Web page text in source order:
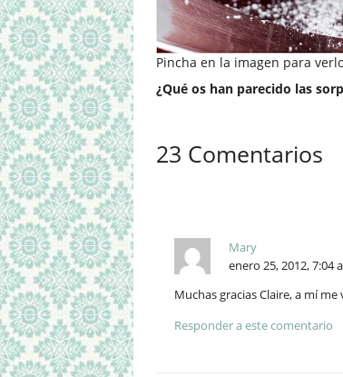
Pincha en la imagen para
¿Qué os han parecido las
23 Comentarios
Mary
enero 25, 2012, 7:04
Muchas gracias Claire, a mí
Responder a este comentario